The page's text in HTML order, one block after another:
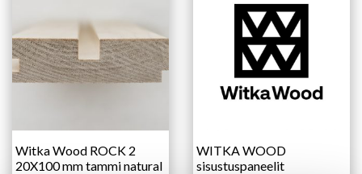
Witka Wood ROCK 2
20X100 mm tammi natural
WITKA WOOD
sisustuspaneelit